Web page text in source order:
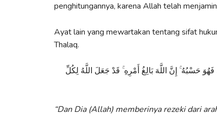
penghitungannya, karena Allah telah
Ayat lain yang mewartakan tentang sifat
Thalaq.
حَسْبُهُ ۚ إِنَّ اللَّهَ بَالِغُ أَمْرِهِ ۚ قَدْ جَعَلَ اللَّهُ لِكُلِّ
“Dan Dia (Allah) memberinya rezeki dari